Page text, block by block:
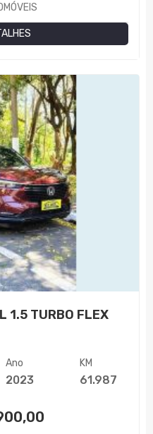
1.5 TURBO FLEX
Ano
2023
KM
61.987